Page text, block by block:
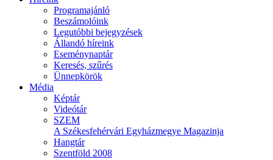
Programajánló
Beszámolóink
Legutóbbi bejegyzések
Állandó híreink
Eseménynaptár
Keresés, szűrés
Ünnepkörök
Média
Képtár
Videótár
SZEM
A Székesfehérvári Egyházmegye Magazinja
Hangtár
Szentföld 2008